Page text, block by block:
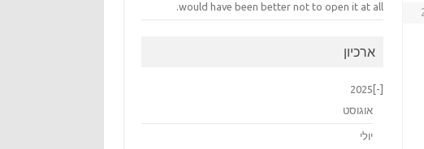
would have been better not to open it at all.
ארכיון
[-]
2025
אוגוסט
יולי